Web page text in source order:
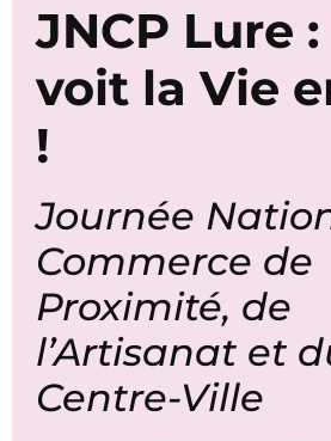
JNCP Lure
voit la Vie
!
Journée
Commerce de
Proximité, de
l’Artisanat et
Centre-Ville